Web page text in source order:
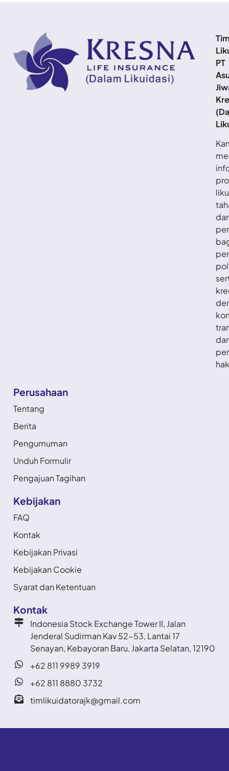
PT
Perusahaan
Tentang
Berita
Pengumuman
Unduh Formulir
Pengajuan Tagihan
Kebijakan
FAQ
Kontak
Kebijakan Privasi
Kebijakan Cookie
Syarat dan Ketentuan
Kontak
Indonesia Stock Exchange Tower II, Jalan
Jenderal Sudirman Kav 52-53, Lantai 17
Senayan, Kebayoran Baru, Jakarta Selatan, 12190
+62 811 9989 3919
+62 811 8880 3732
timlikuidatorajk@gmail.com